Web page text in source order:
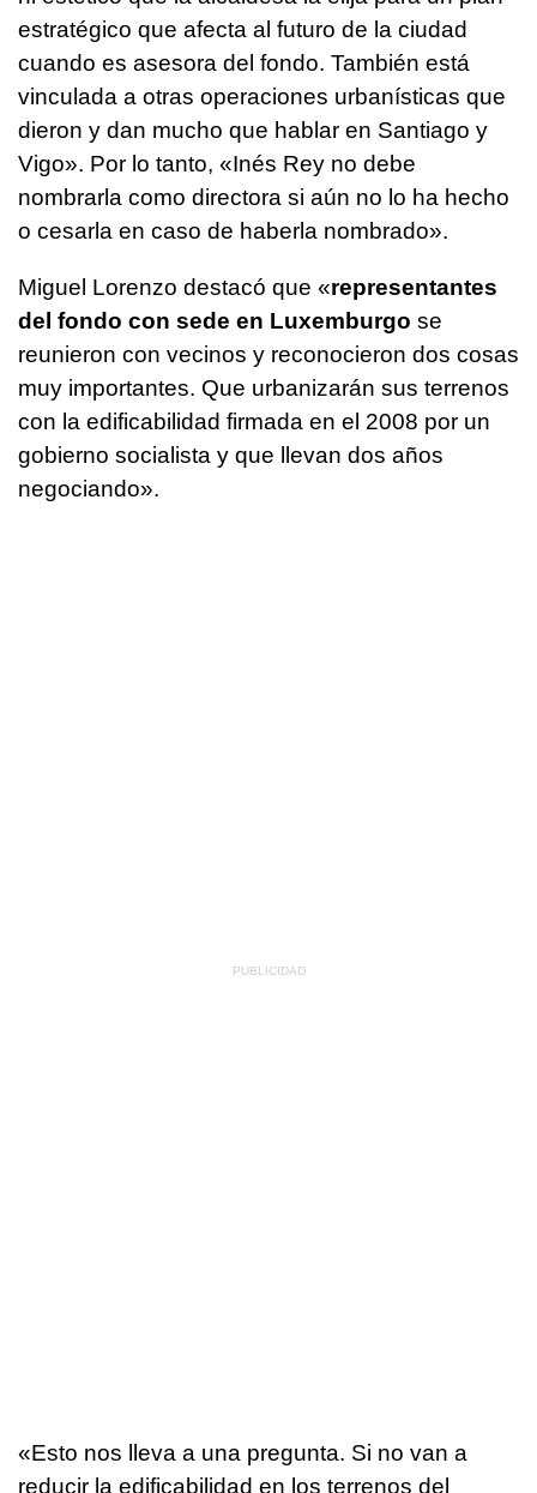
estratégico que afecta al futuro de la ciudad
cuando es asesora del fondo. También está
vinculada a otras operaciones urbanísticas que
dieron y dan mucho que hablar en Santiago y
Vigo». Por lo tanto, «Inés Rey no debe
nombrarla como directora si aún no lo ha hecho
o cesarla en caso de haberla nombrado».
Miguel Lorenzo destacó que «representantes
del fondo con sede en Luxemburgo se
reunieron con vecinos y reconocieron dos cosas
muy importantes. Que urbanizarán sus terrenos
con la edificabilidad firmada en el 2008 por un
gobierno socialista y que llevan dos años
negociando».
«Esto nos lleva a una pregunta. Si no van a
reducir la edificabilidad en los terrenos del